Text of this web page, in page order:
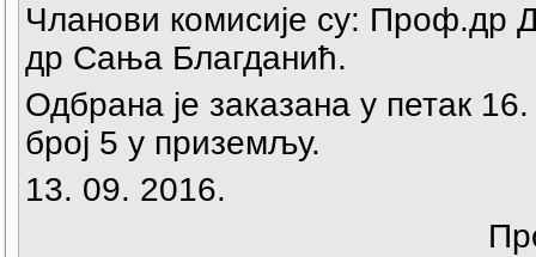
Чланови комисије су:
др Сања Благданић.
Одбрана је заказана у петак
број 5 у приземљу.
13. 09. 2016.